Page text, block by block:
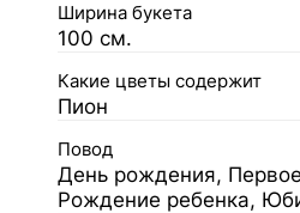
Ширина букета
100 см.
Какие цветы содержит
Пион
Повод
День рождения,
Рождение ребенка,